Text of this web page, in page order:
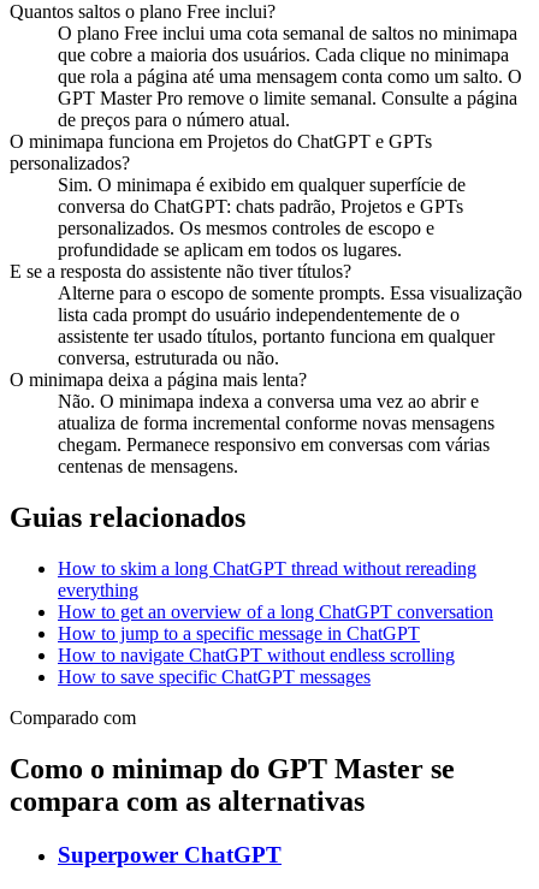
Quantos saltos o plano Free inclui?
O plano Free inclui uma cota semanal de saltos no minimapa
que cobre a maioria dos usuários. Cada clique no minimapa
que rola a página até uma mensagem conta como um salto. O
GPT Master Pro remove o limite semanal. Consulte a página
de preços para o número atual.
O minimapa funciona em Projetos do ChatGPT e GPTs
personalizados?
Sim. O minimapa é exibido em qualquer superfície de
conversa do ChatGPT: chats padrão, Projetos e GPTs
personalizados. Os mesmos controles de escopo e
profundidade se aplicam em todos os lugares.
E se a resposta do assistente não tiver títulos?
Alterne para o escopo de somente prompts. Essa visualização
lista cada prompt do usuário independentemente de o
assistente ter usado títulos, portanto funciona em qualquer
conversa, estruturada ou não.
O minimapa deixa a página mais lenta?
Não. O minimapa indexa a conversa uma vez ao abrir e
atualiza de forma incremental conforme novas mensagens
chegam. Permanece responsivo em conversas com várias
centenas de mensagens.
Guias relacionados
How to skim a long ChatGPT thread without rereading
everything
How to get an overview of a long ChatGPT conversation
How to jump to a specific message in ChatGPT
How to navigate ChatGPT without endless scrolling
How to save specific ChatGPT messages
Comparado com
Como o minimap do GPT Master se
compara com as alternativas
Superpower ChatGPT